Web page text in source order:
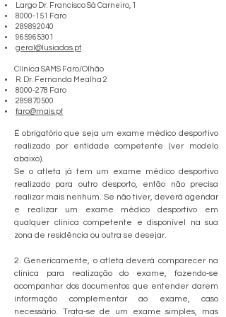
Largo Dr. Francisco Sá​ Carneiro, 1
8000-151
Faro
289892040
965965301
geral@lusiadas.pt
Clínica SAMS Faro/Olhão
R. Dr. Fernanda Mealha 2
8000-278 Faro
289870500
faro@mais.pt
É obrigatório que seja um exame médico desportivo
realizado por entidade competente (ver modelo
abaixo).
Se o atleta já tem um exame médico desportivo
realizado para outro desporto, então não precisa
realizar mais nenhum. Se não tiver, deverá agendar
e realizar um exame médico desportivo em
qualquer clinica competente e disponível na sua
zona de residência ou outra se desejar.
2. Genericamente, o atleta deverá comparecer na
clinica para realização do exame, fazendo-se
acompanhar dos documentos que entender darem
informação complementar ao exame, caso
necessário. Trata-se de um exame simples, mas